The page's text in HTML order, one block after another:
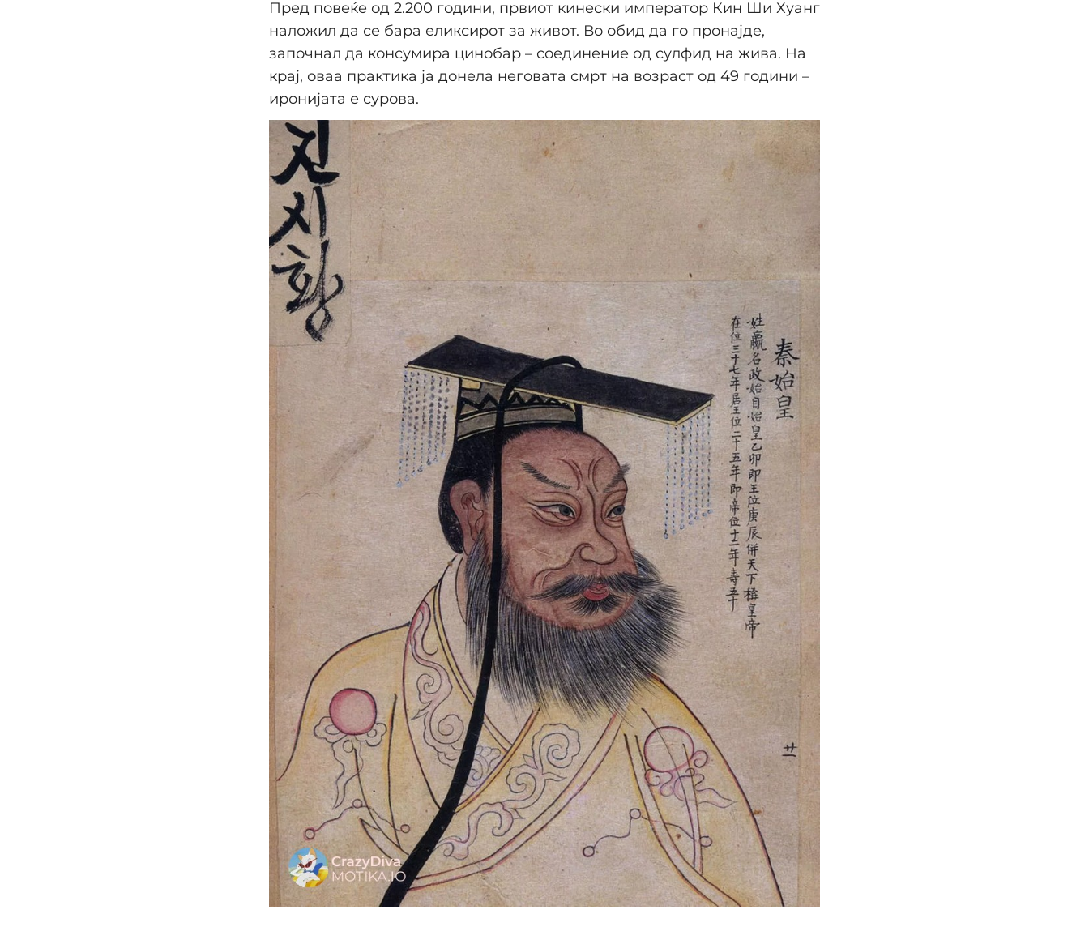
Пред повеќе од 2.200 години, првиот кинески император Кин Ши Хуанг
наложил да се бара еликсирот за живот. Во обид да го пронајде,
започнал да консумира цинобар – соединение од сулфид на жива. На
крај, оваа практика ја донела неговата смрт на возраст од 49 години –
иронијата е сурова.